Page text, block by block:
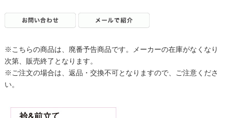
※こちらの商品は、廃番予告商品です。メーカーの在庫がなくなり
次第、販売終了となります。
※ご注文の場合は、返品・交換不可となりますので、ご注意くださ
い。